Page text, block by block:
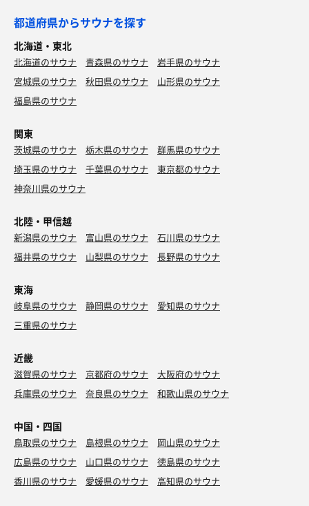
都道府県からサウナを探す
北海道・東北
北海道のサウナ 青森県のサウナ
岩手県のサウナ
宮城県のサウナ
秋田県のサウナ
山形県のサウナ
福島県のサウナ
関東
茨城県のサウナ 栃木県のサウナ
群馬県のサウナ
埼玉県のサウナ
千葉県のサウナ
東京都のサウナ
神奈川県のサウナ
北陸・甲信越
新潟県のサウナ 富山県のサウナ
石川県のサウナ
福井県のサウナ
山梨県のサウナ 長野県のサウナ
東海
岐阜県のサウナ 静岡県のサウナ
愛知県のサウナ
三重県のサウナ
近畿
滋賀県のサウナ 京都府のサウナ
大阪府のサウナ
兵庫県のサウナ
奈良県のサウナ 和歌山県のサウナ
中国・四国
鳥取県のサウナ 島根県のサウナ
岡山県のサウナ
広島県のサウナ
山口県のサウナ
徳島県のサウナ
香川県のサウナ
愛媛県のサウナ 高知県のサウナ